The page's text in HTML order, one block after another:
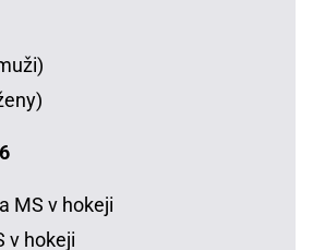
MS v hokeji
v hokeji